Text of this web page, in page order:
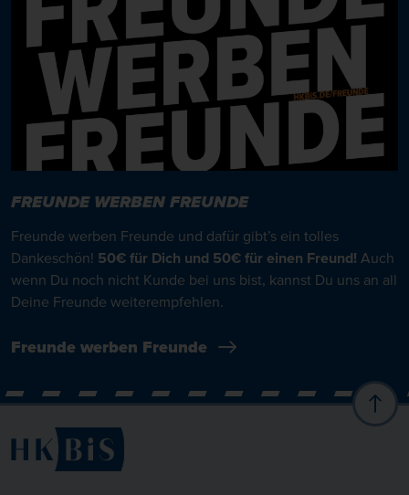
FREUNDE WERBEN FREUNDE
Freunde werben Freunde und dafür gibt’s ein tolles
Dankeschön! 50€ für Dich und 50€ für einen Freund! Auch
wenn Du noch nicht Kunde bei uns bist, kannst Du uns an all
Deine Freunde weiterempfehlen.
Freunde werben Freunde